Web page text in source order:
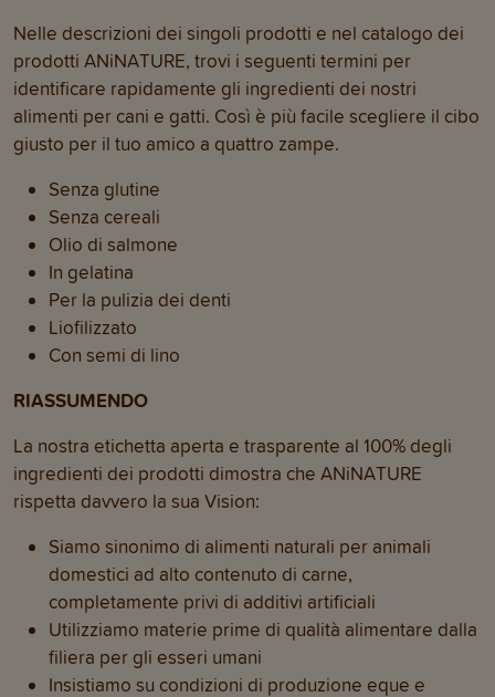
Nelle descrizioni dei singoli prodotti e nel catalogo dei
prodotti ANiNATURE, trovi i seguenti termini per
identificare rapidamente gli ingredienti dei nostri
alimenti per cani e gatti. Così è più facile scegliere il cibo
giusto per il tuo amico a quattro zampe.
Senza glutine
Senza cereali
Olio di salmone
In gelatina
Per la pulizia dei denti
Liofilizzato
Con semi di lino
RIASSUMENDO
La nostra etichetta aperta e trasparente al 100% degli
ingredienti dei prodotti dimostra che ANiNATURE
rispetta davvero la sua Vision:
Siamo sinonimo di alimenti naturali per animali
domestici ad alto contenuto di carne,
completamente privi di additivi artificiali
Utilizziamo materie prime di qualità alimentare dalla
filiera per gli esseri umani
Insistiamo su condizioni di produzione eque e